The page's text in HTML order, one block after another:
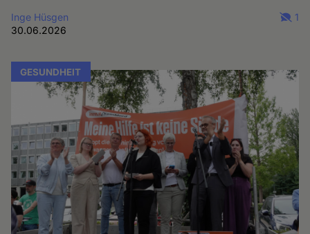
Inge Hüsgen
30.06.2026
1
GESUNDHEIT